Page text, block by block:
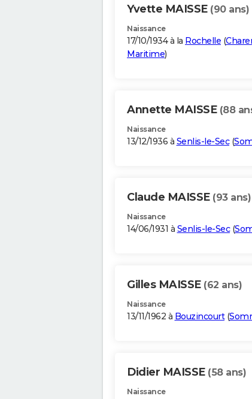
Yvette MAISSE (90 ans)
Naissance
17/10/1934 à la Rochelle (
Maritime)
Annette MAISSE (88
Naissance
13/12/1936 à Senlis-le-Sec(
Claude MAISSE (93 ans)
Naissance
14/06/1931 à Senlis-le-Sec(
Gilles MAISSE (62 ans)
Naissance
13/11/1962 à Bouzincourt(
Didier MAISSE (58 ans)
Naissance